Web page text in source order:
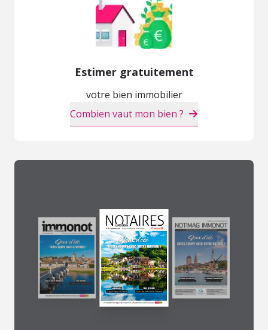
Estimer gratuitement
votre bien immobilier
Combien vaut mon bien ?